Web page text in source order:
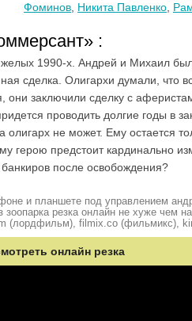
Фоминов Никита Павленко
:
1990-х. Андрей и Михаил
сделка. Олигархи думали, что
они заключили сделку с
проводить долгие годы в
олигарх не может. Ему остается
герою предстоит кардинально
после освобождения?
и планшете под управлением
резка онлайн не хуже чем
(лордфильм), filmix.co (фильмикс),
онлайн резка